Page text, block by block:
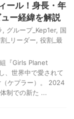
ール！身長・年
ー経緯を解説
グループ_Kep1er, 国
_リーダー 役割_最
『Girls Planet
、世界中で愛されて
ケプラー）。 2024
制での新た ...